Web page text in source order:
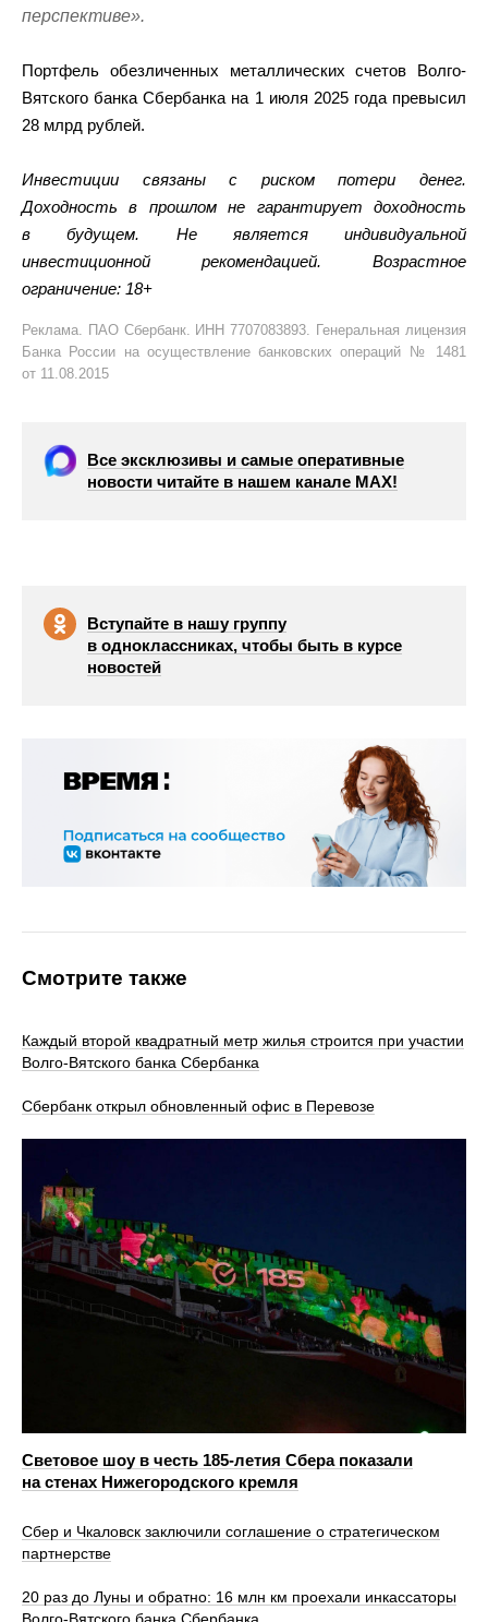
перспективе».
Портфель обезличенных металлических счетов Волго-
Вятского банка Сбербанка на 1 июля 2025 года превысил
28 млрд рублей.
Инвестиции связаны с риском потери денег.
Доходность в прошлом не гарантирует доходность
в будущем. Не является индивидуальной
инвестиционной рекомендацией. Возрастное
ограничение: 18+
Реклама. ПАО Сбербанк. ИНН 7707083893. Генеральная лицензия
Банка России на осуществление банковских операций № 1481
от 11.08.2015
Все эксклюзивы и самые оперативные
новости читайте в нашем канале МАХ!
Вступайте в нашу группу
в одноклассниках, чтобы быть в курсе
новостей
Смотрите также
Каждый второй квадратный метр жилья строится при участии
Волго-Вятского банка Сбербанка
Сбербанк открыл обновленный офис в Перевозе
Световое шоу в честь 185-летия Сбера показали
на стенах Нижегородского кремля
Сбер и Чкаловск заключили соглашение о стратегическом
партнерстве
20 раз до Луны и обратно: 16 млн км проехали инкассаторы
Волго-Вятского банка Сбербанка